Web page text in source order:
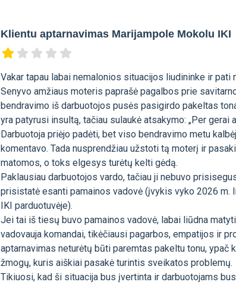
Klientu aptarnavimas Marijampole Mokolu IKI
Vakar tapau labai nemalonios situacijos liudininke ir pati
Senyvo amžiaus moteris paprašė pagalbos prie
bendravimo iš darbuotojos pusės pasigirdo pakeltas
yra patyrusi insultą, tačiau sulaukė atsakymo: „Per gerai
Darbuotoja priėjo padėti, bet viso bendravimo metu
komentavo. Tada nusprendžiau užstoti tą moterį ir
matomos, o toks elgesys turėtų kelti gėdą.
Paklausiau darbuotojos vardo, tačiau ji nebuvo
prisistatė esanti pamainos vadovė (įvykis vyko 2026 m.
IKI parduotuvėje).
Jei tai iš tiesų buvo pamainos vadovė, labai liūdna
vadovauja komandai, tikėčiausi pagarbos, empatijos ir
aptarnavimas neturėtų būti paremtas pakeltu tonu, ypač
žmogų, kuris aiškiai pasakė turintis sveikatos problemų.
Tikiuosi, kad ši situacija bus įvertinta ir darbuotojams